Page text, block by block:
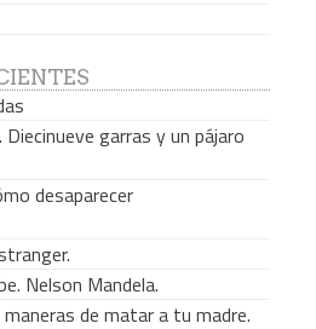
garras y un pájaro
desaparecer
Nelson Mandela.
de matar a tu madre.